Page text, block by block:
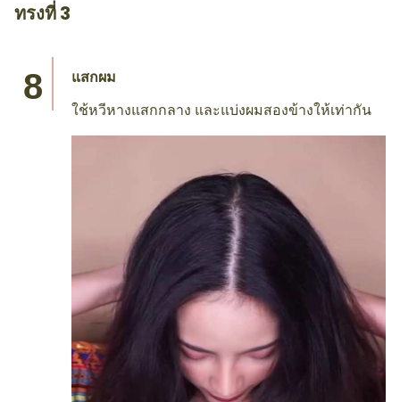
ทรงที่ 3
แสกผม
ใช้หวีหางแสกกลาง และแบ่งผมสองข้างให้เท่ากัน